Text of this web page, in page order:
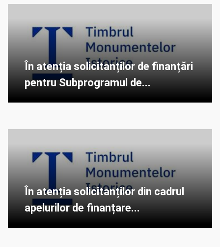
În atenția solicitanților de finanțări
pentru Subprogramul de...
În atenția solicitanților din cadrul
apelurilor de finanțare...